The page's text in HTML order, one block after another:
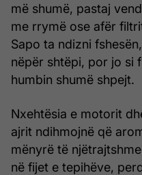
më shumë, pastaj
me rrymë ose afër
Sapo ta ndizni
nëpër shtëpi, por jo si
humbin shumë shpejt.
Nxehtësia e motorit
ajrit ndihmojnë që
mënyrë të
në fijet e tepihëve,